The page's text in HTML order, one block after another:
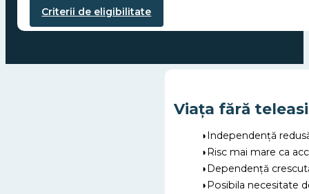
Criterii de eligibilitate
Viața fără
◗Independență
◗Risc mai mare ca
◗Dependență
◗Posibila necesitate